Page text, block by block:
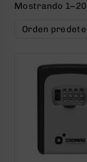
Mostrando